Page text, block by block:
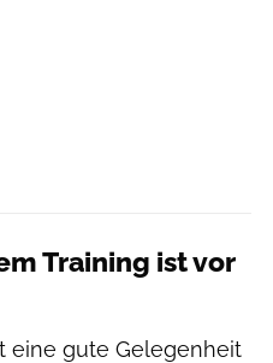
Training ist vor
eine gute Gelegenheit